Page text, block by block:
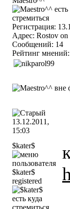
Регистрация:
Адрес: Rostov on
Сообщений: 14
Рейтинг мнений:
13.12.2011,
15:03
$kater$
registered